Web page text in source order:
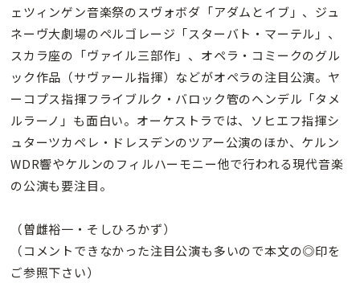
ェツィンゲン音楽祭のスヴォボダ「アダムとイブ」、ジュ
ネーヴ大劇場のペルゴレージ「スターバト・マーテル」、
スカラ座の「ヴァイル三部作」、オペラ・コミークのグル
ック作品（サヴァール指揮）などがオペラの注目公演。ヤ
ーコプス指揮フライブルク・バロック管のヘンデル「タメ
ルラーノ」も面白い。オーケストラでは、ソヒエフ指揮シ
ュターツカペレ・ドレスデンのツアー公演のほか、ケルン
WDR響やケルンのフィルハーモニー他で行われる現代音楽
の公演も要注目。
（曽雌裕一・そしひろかず）
（コメントできなかった注目公演も多いので本文の◎印を
ご参照下さい）